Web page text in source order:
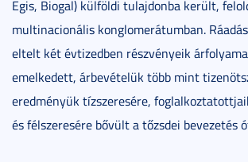
Egis, Biogal) külföldi tulajdonba került,
multinacionális konglomerátumban.
eltelt két évtizedben részvényeik
emelkedett, árbevételük több mint
eredményük tízszeresére,
és félszeresére bővült a tőzsdei bevezetés